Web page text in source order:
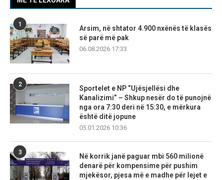
1
Arsim, në shtator 4.900 nxënës të klasës
së parë më pak
06.08.2026 17:33
2
Sportelet e NP “Ujësjellësi dhe
Kanalizimi” – Shkup nesër do të punojnë
nga ora 7:30 deri në 15:30, e mërkura
është ditë jopune
05.01.2026 10:36
3
Në korrik janë paguar mbi 560 milionë
denarë për kompensime për pushim
mjekësor, pjesa më e madhe për lejet e